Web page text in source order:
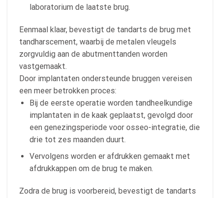
laboratorium de laatste brug.
Eenmaal klaar, bevestigt de tandarts de brug met
tandharscement, waarbij de metalen vleugels
zorgvuldig aan de abutmenttanden worden
vastgemaakt.
Door implantaten ondersteunde bruggen vereisen
een meer betrokken proces:
Bij de eerste operatie worden tandheelkundige
implantaten in de kaak geplaatst, gevolgd door
een genezingsperiode voor osseo-integratie, die
drie tot zes maanden duurt.
Vervolgens worden er afdrukken gemaakt met
afdrukkappen om de brug te maken.
Zodra de brug is voorbereid, bevestigt de tandarts